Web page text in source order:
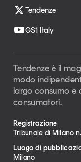
Tendenze
GS1 Italy
Tendenze è il
modo
largo consumo e
consumatori.
Registrazione
Tribunale di Milano
Luogo di
Milano